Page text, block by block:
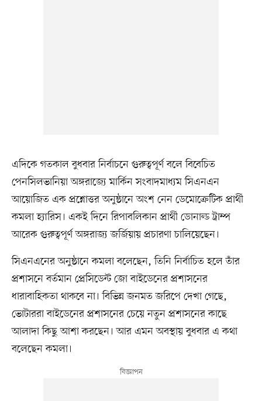
এদিকে গতকাল বুধবার নির্বাচনে গুরুত্বপূর্ণ বলে বিবেচিত
পেনসিলভানিয়া অঙ্গরাজ্যে মার্কিন সংবাদমাধ্যম সিএনএন
আয়োজিত এক প্রশ্নোত্তর অনুষ্ঠানে অংশ নেন ডেমোক্রেটিক প্রার্থী
কমলা হ্যারিস। একই দিনে রিপাবলিকান প্রার্থী ডোনাল্ড ট্রাম্প
আরেক গুরুত্বপূর্ণ অঙ্গরাজ্য জর্জিয়ায় প্রচারণা চালিয়েছেন।
সিএনএনের অনুষ্ঠানে কমলা বলেছেন, তিনি নির্বাচিত হলে তাঁর
প্রশাসনে বর্তমান প্রেসিডেন্ট জো বাইডেনের প্রশাসনের
ধারাবাহিকতা থাকবে না। বিভিন্ন জনমত জরিপে দেখা গেছে,
ভোটাররা বাইডেনের প্রশাসনের চেয়ে নতুন প্রশাসনের কাছে
আলাদা কিছু আশা করছেন। আর এমন অবস্থায় বুধবার এ কথা
বলেছেন কমলা।